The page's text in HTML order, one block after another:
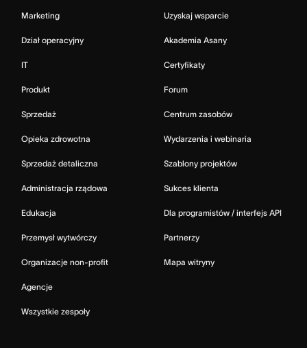
Marketing
Dział operacyjny
IT
Produkt
Sprzedaż
Opieka zdrowotna
Sprzedaż detaliczna
Administracja rządowa
Edukacja
Przemysł wytwórczy
Organizacje non-profit
Agencje
Wszystkie zespoły
Uzyskaj wsparcie
Akademia Asany
Certyfikaty
Forum
Centrum zasobów
Wydarzenia i webinaria
Szablony projektów
Sukces klienta
Dla programistów / interfejs API
Partnerzy
Mapa witryny